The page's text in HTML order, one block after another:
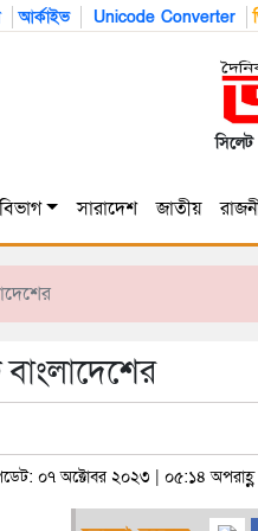
আর্কাইভ Unicode Converter
সারাদেশ জাতীয়
০৭ অক্টোবর ২০২৩ | ০৫:১৪ অপরাহ্ণ